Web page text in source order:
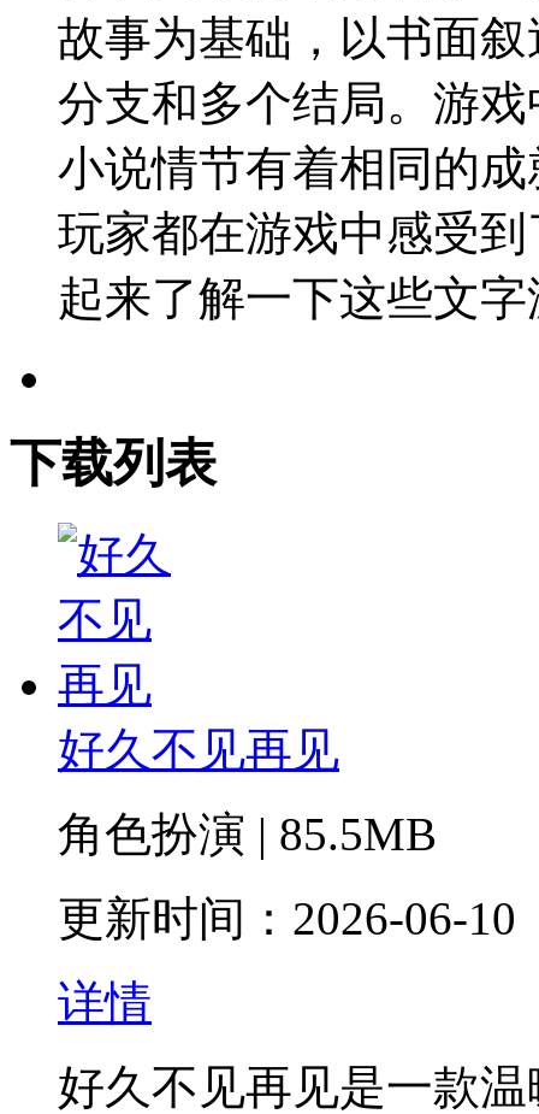
故事为基础，以书面
分支和多个结局。游
小说情节有着相同的
玩家都在游戏中感受
起来了解一下这些文
下载列表
好久不见再见
角色扮演 | 85.5MB
更新时间：2026-06-10
详情
好久不见再见是一款